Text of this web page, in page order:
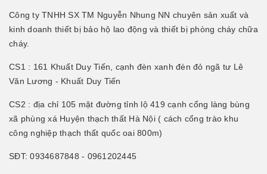
Công ty TNHH SX TM Nguyễn Nhung NN chuyên sản xuất và
kinh doanh thiết bị bảo hộ lao động và thiết bị phòng cháy chữa
cháy.
CS1 : 161 Khuất Duy Tiến, cạnh đèn xanh đèn đỏ ngã tư Lê
Văn Lương - Khuất Duy Tiến
CS2 : địa chỉ 105 mặt đường tỉnh lộ 419 cạnh cổng làng bùng
xã phùng xá Huyện thạch thất Hà Nội ( cách cổng trào khu
công nghiệp thạch thất quốc oai 800m)
SĐT: 0934687848 - 0961202445